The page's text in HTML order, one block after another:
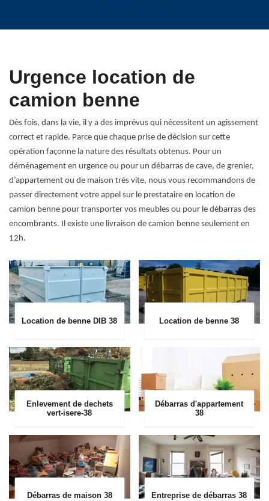
Urgence location de
camion benne
Dès fois, dans la vie, il y a des imprévus qui nécessitent un agissement
correct et rapide. Parce que chaque prise de décision sur cette
opération façonne la nature des résultats obtenus. Pour un
déménagement en urgence ou pour un débarras de cave, de grenier,
d’appartement ou de maison très vite, nous vous recommandons de
passer directement votre appel sur le prestataire en location de
camion benne pour transporter vos meubles ou pour le débarras des
encombrants. Il existe une livraison de camion benne seulement en
12h.
Location de benne DIB 38 Location de benne 38
Enlevement de dechets
vert-isere-38
Débarras d'appartement
38
Débarras de maison 38 Entreprise de débarras 38